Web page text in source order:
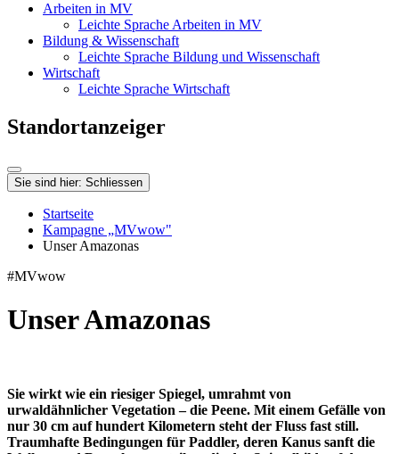
Arbeiten in MV
Leichte Sprache Arbeiten in MV
Bildung & Wissenschaft
Leichte Sprache Bildung und Wissenschaft
Wirtschaft
Leichte Sprache Wirtschaft
Standortanzeiger
Sie sind hier: Schliessen
Startseite
Kampagne „MVwow"
Unser Amazonas
#MVwow
Unser Amazonas
Sie wirkt wie ein riesiger Spiegel, umrahmt von
urwaldähnlicher Vegetation – die Peene. Mit einem Gefälle von
nur 30 cm auf hundert Kilometern steht der Fluss fast still.
Traumhafte Bedingungen für Paddler, deren Kanus sanft die